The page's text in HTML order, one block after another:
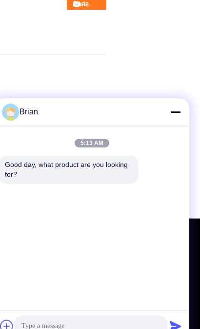
ติดต่อ
Brian
5:13 AM
Good day, what product are you looking
for?